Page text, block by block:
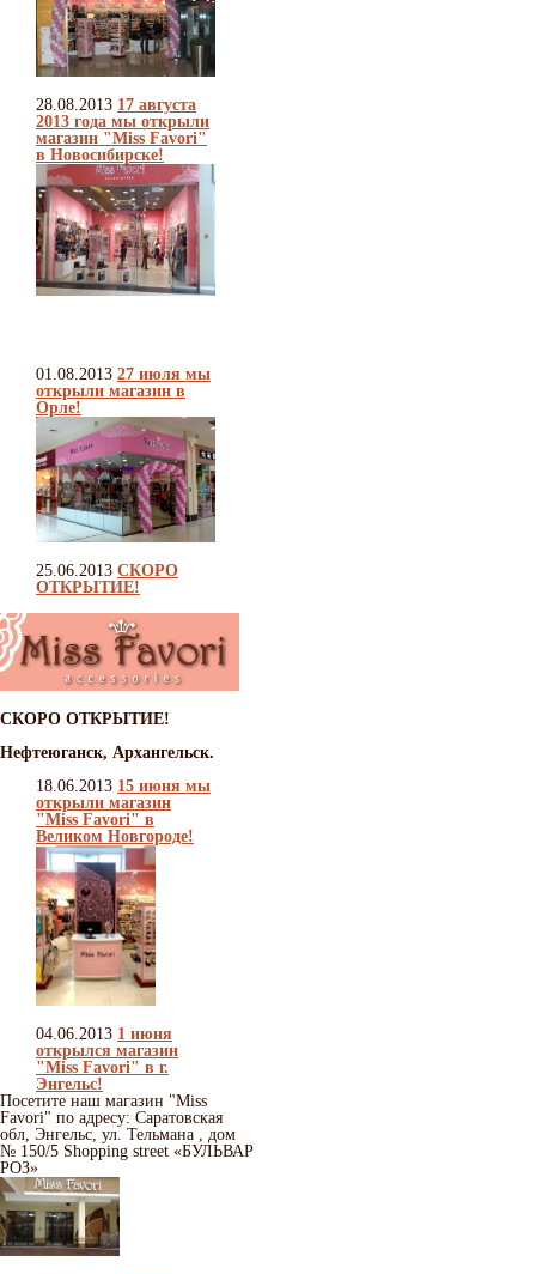
28.08.2013 17 августа
2013 года мы открыли
магазин "Miss Favori"
в Новосибирске!
01.08.2013 27 июля мы
открыли магазин в
Орле!
25.06.2013 СКОРО
ОТКРЫТИЕ!
СКОРО ОТКРЫТИЕ!
Нефтеюганск, Архангельск.
18.06.2013 15 июня мы
открыли магазин
"Miss Favori" в
Великом Новгороде!
04.06.2013 1 июня
открылся магазин
"Miss Favori" в г.
Энгельс!
Посетите наш магазин "Miss
Favori" по адресу: Саратовская
обл, Энгельс, ул. Тельмана , дом
№ 150/5 Shopping street «БУЛЬВАР
РОЗ»